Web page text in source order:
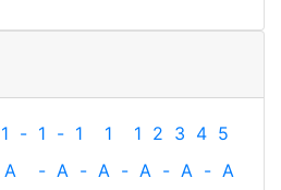
1 - 1 - 1 1 1 2 3 4 5
A - A - A - A - A - A